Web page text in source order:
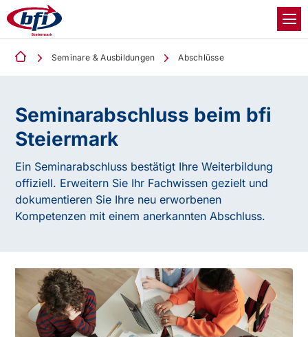
Seminare & Ausbildungen Abschlüsse
Seminarabschluss beim bfi
Steiermark
Ein Seminarabschluss bestätigt Ihre Weiterbildung
offiziell. Erweitern Sie Ihr Fachwissen gezielt und
dokumentieren Sie Ihre neu erworbenen
Kompetenzen mit einem anerkannten Abschluss.